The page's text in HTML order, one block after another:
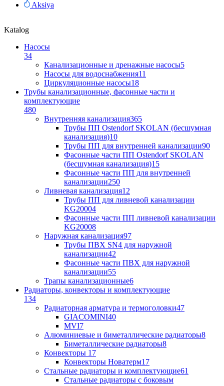
Aksiya
Katalog
Насосы
34
Канализационные и дренажные насосы5
Насосы для водоснабжения11
Циркуляционные насосы18
Трубы канализационные, фасонные части и
комплектующие
480
Внутренняя канализация365
Трубы ПП Ostendorf SKOLAN (бесшумная
канализация)10
Трубы ПП для внутренней канализации90
Фасонные части ПП Ostendorf SKOLAN
(бесшумная канализация)15
Фасонные части ПП для внутренней
канализации250
Ливневая канализация12
Трубы ПП для ливневой канализации
KG20004
Фасонные части ПП ливневой канализации
KG20008
Наружная канализация97
Трубы ПВХ SN4 для наружной
канализации42
Фасонные части ПВХ для наружной
канализации55
Трапы канализационные6
Радиаторы, конвекторы и комплектующие
134
Радиаторная арматура и термоголовки47
GIACOMINI40
MVI7
Алюминиевые и биметаллические радиаторы8
Биметаллические радиаторы8
Конвекторы 17
Конвекторы Новатерм17
Стальные радиаторы и комплектующие61
Стальные радиаторы с боковым